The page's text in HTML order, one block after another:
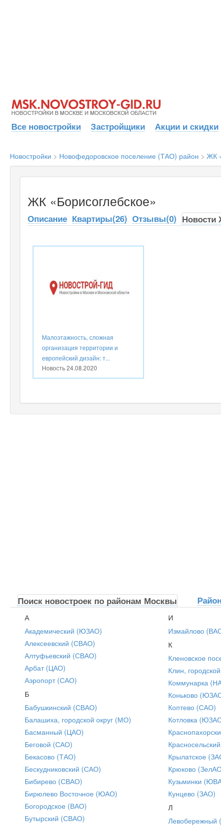
Все новостройки Застройщики Акции и скидки
Новостройки > Новофедоровское поселение (ТАО) район > ЖК
ЖК «Борисоглебское»
Описание Квартиры(26) Отзывы(0) Новости
Малоэтажность, сложная
организация территории и
европейский дизайн: т...
Новость24.08.2020
Поиск новостроек по районам Москвы
А
Академический (ЮЗАО)
Алексеевский (СВАО)
Алтуфьевский (СВАО)
Арбат (ЦАО)
Аэропорт (САО)
Б
Бабушкинский (СВАО)
Балашиха, городской округ (МО)
Басманный (ЦАО)
Беговой (САО)
Бекасово (ТАО)
Бескудниковский (САО)
Бибирево (СВАО)
Бирюлево Восточное (ЮАО)
Богородское (ВАО)
Бутырский (СВАО)
И
Измайлово
К
Кленовское
Клин,
Коммунарка
Коньково
Коптево (САО)
Котловка
Крылатское
Крюково
Кузьминки
Кунцево (ЗАО)
Л